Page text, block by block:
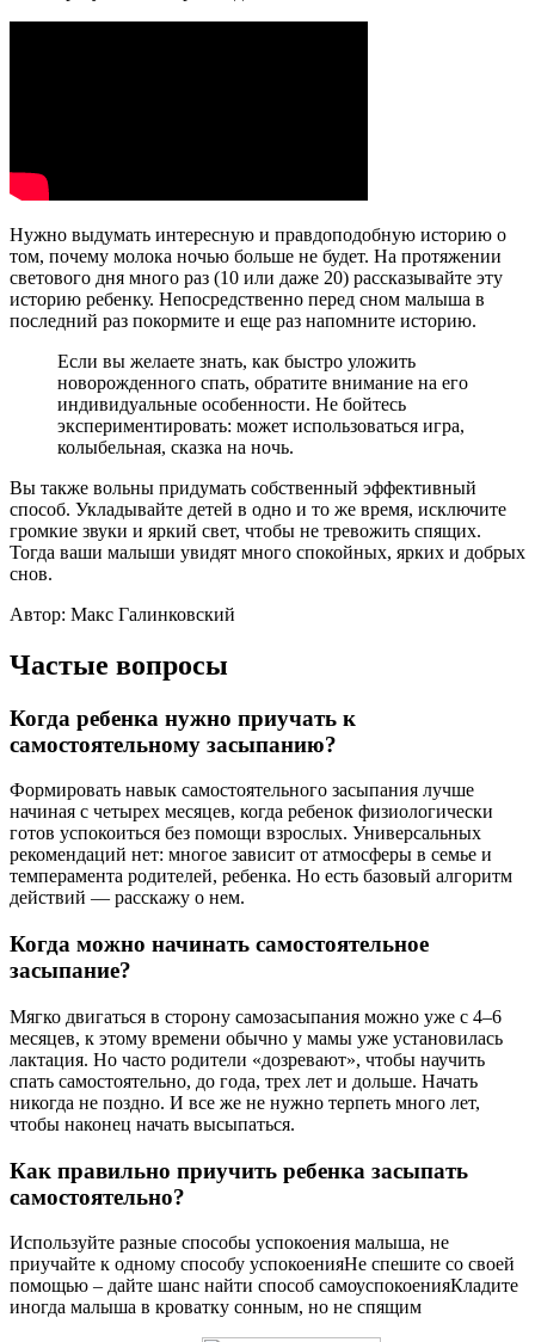
Нужно выдумать интересную и правдоподобную историю о
том, почему молока ночью больше не будет. На протяжении
светового дня много раз (10 или даже 20) рассказывайте эту
историю ребенку. Непосредственно перед сном малыша в
последний раз покормите и еще раз напомните историю.
Если вы желаете знать, как быстро уложить
новорожденного спать, обратите внимание на его
индивидуальные особенности. Не бойтесь
экспериментировать: может использоваться игра,
колыбельная, сказка на ночь.
Вы также вольны придумать собственный эффективный
способ. Укладывайте детей в одно и то же время, исключите
громкие звуки и яркий свет, чтобы не тревожить спящих.
Тогда ваши малыши увидят много спокойных, ярких и добрых
снов.
Автор: Макс Галинковский
Частые вопросы
Когда ребенка нужно приучать к
самостоятельному засыпанию?
Формировать навык самостоятельного засыпания лучше
начиная с четырех месяцев, когда ребенок физиологически
готов успокоиться без помощи взрослых. Универсальных
рекомендаций нет: многое зависит от атмосферы в семье и
темперамента родителей, ребенка. Но есть базовый алгоритм
действий — расскажу о нем.
Когда можно начинать самостоятельное
засыпание?
Мягко двигаться в сторону самозасыпания можно уже с 4–6
месяцев, к этому времени обычно у мамы уже установилась
лактация. Но часто родители «дозревают», чтобы научить
спать самостоятельно, до года, трех лет и дольше. Начать
никогда не поздно. И все же не нужно терпеть много лет,
чтобы наконец начать высыпаться.
Как правильно приучить ребенка засыпать
самостоятельно?
Используйте разные способы успокоения малыша, не
приучайте к одному способу успокоенияНе спешите со своей
помощью – дайте шанс найти способ самоуспокоенияКладите
иногда малыша в кроватку сонным, но не спящим